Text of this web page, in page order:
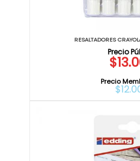
RESALTADORES
Precio